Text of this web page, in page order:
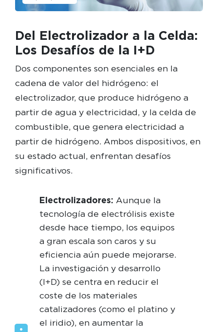
Del Electrolizador a la Celda:
Los Desafíos de la I+D
Dos componentes son esenciales en la
cadena de valor del hidrógeno: el
electrolizador, que produce hidrógeno a
partir de agua y electricidad, y la celda de
combustible, que genera electricidad a
partir de hidrógeno. Ambos dispositivos, en
su estado actual, enfrentan desafíos
significativos.
Electrolizadores: Aunque la
tecnología de electrólisis existe
desde hace tiempo, los equipos
a gran escala son caros y su
eficiencia aún puede mejorarse.
La investigación y desarrollo
(I+D) se centra en reducir el
coste de los materiales
catalizadores (como el platino y
el iridio), en aumentar la